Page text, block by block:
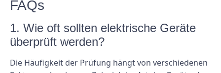
FAQs
1. Wie oft sollten elektrische Geräte
überprüft werden?
Die Häufigkeit der Prüfung hängt von verschiedenen